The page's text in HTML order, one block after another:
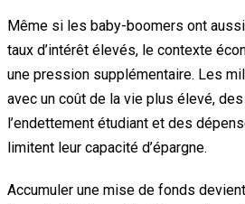
Même si les baby-boomers ont
taux d’intérêt élevés, le contexte
une pression supplémentaire. Les
avec un coût de la vie plus élevé,
l’endettement étudiant et des
limitent leur capacité d’épargne.
Accumuler une mise de fonds